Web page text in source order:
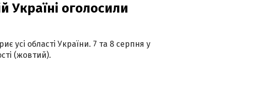
Україні оголосили
усі області України. 7 та 8 серпня у
(жовтий).